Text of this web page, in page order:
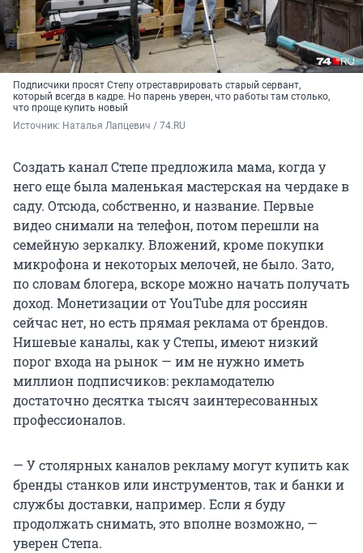
Подписчики просят Степу отреставрировать старый сервант,
который всегда в кадре. Но парень уверен, что работы там столько,
что проще купить новый
Источник: Наталья Лапцевич / 74.RU
Создать канал Степе предложила мама, когда у
него еще была маленькая мастерская на чердаке в
саду. Отсюда, собственно, и название. Первые
видео снимали на телефон, потом перешли на
семейную зеркалку. Вложений, кроме покупки
микрофона и некоторых мелочей, не было. Зато,
по словам блогера, вскоре можно начать получать
доход. Монетизации от YouTube для россиян
сейчас нет, но есть прямая реклама от брендов.
Нишевые каналы, как у Степы, имеют низкий
порог входа на рынок — им не нужно иметь
миллион подписчиков: рекламодателю
достаточно десятка тысяч заинтересованных
профессионалов.
— У столярных каналов рекламу могут купить как
бренды станков или инструментов, так и банки и
службы доставки, например. Если я буду
продолжать снимать, это вполне возможно, —
уверен Степа.